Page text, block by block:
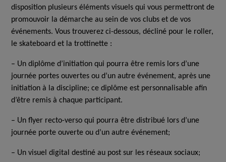
disposition plusieurs éléments visuels qui vous permettront de
promouvoir la démarche au sein de vos clubs et de vos
événements. Vous trouverez ci-dessous, décliné pour le roller,
le skateboard et la trottinette :
– Un diplôme d’initiation qui pourra être remis lors d’une
journée portes ouvertes ou d’un autre événement, après une
initiation à la discipline; ce diplôme est personnalisable afin
d’être remis à chaque participant.
– Un flyer recto-verso qui pourra être distribué lors d’une
journée porte ouverte ou d’un autre événement;
– Un visuel digital destiné au post sur les réseaux sociaux;